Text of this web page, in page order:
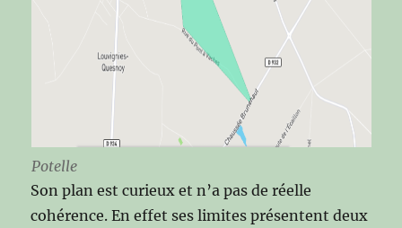
Potelle
Son plan est curieux et n’a pas de réelle
cohérence. En effet ses limites présentent deux